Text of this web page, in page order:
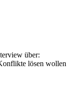
über:
lösen wollen